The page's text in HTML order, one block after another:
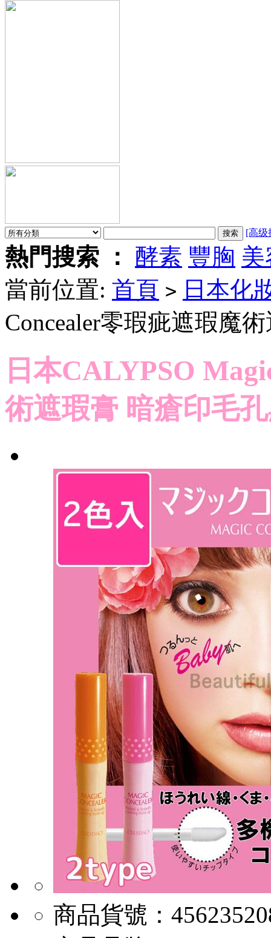
[高级
熱門搜索 ： 酵素 豐胸 美
當前位置: 首頁 > 日本化
Concealer零瑕疵遮瑕魔
日本CALYPSO
術遮瑕膏 暗瘡印毛
商品貨號：